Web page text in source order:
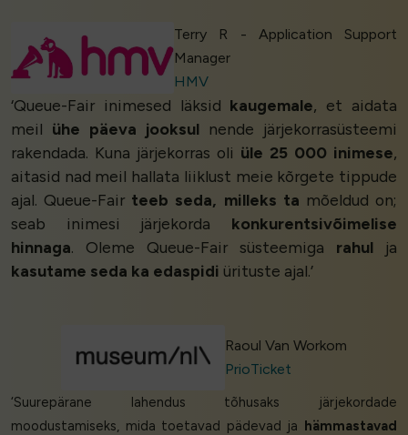
Terry R - Application Support
Manager
HMV
‘Queue-Fair inimesed läksid kaugemale, et aidata
meil ühe päeva jooksul nende järjekorrasüsteemi
rakendada. Kuna järjekorras oli üle 25 000 inimese,
aitasid nad meil hallata liiklust meie kõrgete tippude
ajal. Queue-Fair teeb seda, milleks ta mõeldud on;
seab inimesi järjekorda konkurentsivõimelise
hinnaga. Oleme Queue-Fair süsteemiga rahul ja
kasutame seda ka edaspidi ürituste ajal.’
Raoul Van Workom
PrioTicket
‘Suurepärane lahendus tõhusaks järjekordade
moodustamiseks, mida toetavad pädevad ja hämmastavad